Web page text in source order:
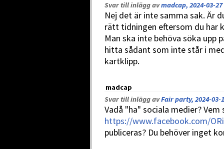
Svar till inlägg avmadcap, 2024-03-27
Nej det är inte samma sak. Är
rätt tidningen eftersom du har
Man ska inte behöva söka
hitta sådant som inte står i
kartklipp.
madcap
Svar till inlägg avFair party, 2024-03-
Vadå "ha" sociala medier?
https://www.facebook.com/
publiceras? Du behöver inget